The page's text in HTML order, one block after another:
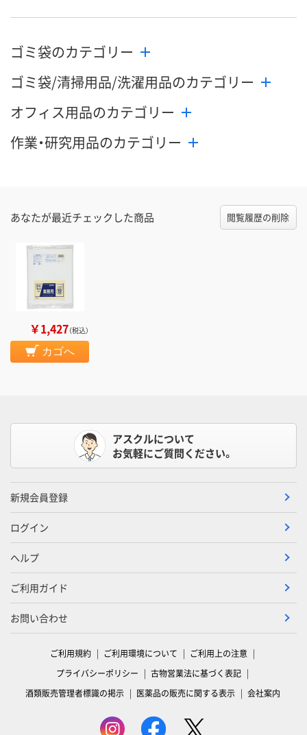
ゴミ袋のカテゴリー
ゴミ袋/清掃用品/洗濯用品のカテゴリー
オフィス用品のカテゴリー
作業・研究用品のカテゴリー
あなたが最近チェックした商品 閲覧履歴の削除
￥1,427（税込）
カゴへ
アスクルについて
お気軽にご質問ください。
新規会員登録
ログイン
ヘルプ
ご利用ガイド
お問い合わせ
ご利用規約 ご利用環境について
ご利用上の注意
プライバシーポリシー
古物営業法に基づく表記
酒類販売管理者標識の掲示
医薬品の販売に関する表示 会社案内